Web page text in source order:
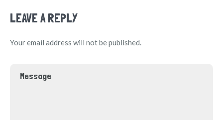
LEAVE A REPLY
Your email address will not be published.